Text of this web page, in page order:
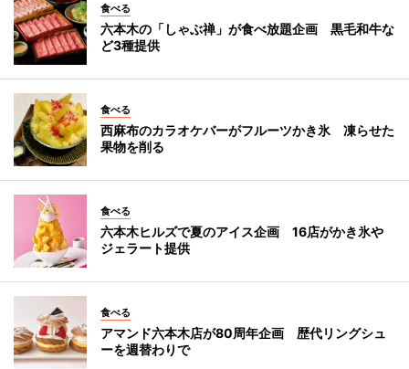
食べる
六本木の「しゃぶ禅」が食べ放題企画 黒毛和牛な
ど3種提供
食べる
西麻布のカラオケバーがフルーツかき氷 凍らせた
果物を削る
食べる
六本木ヒルズで夏のアイス企画 16店がかき氷や
ジェラート提供
食べる
アマンド六本木店が80周年企画 歴代リングシュ
ーを週替わりで